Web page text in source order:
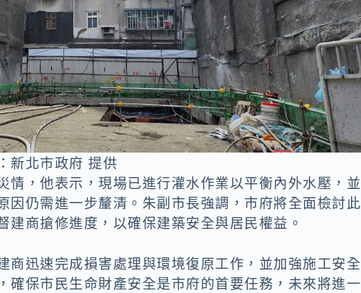
新北市政府 提供
情，他表示，現場已進行灌水作業以平衡內外水壓，並
因仍需進一步釐清。朱副市長強調，市府將全面檢討此
建商搶修進度，以確保建築安全與居民權益。
商迅速完成損害處理與環境復原工作，並加強施工安全
確保市民生命財產安全是市府的首要任務，未來將進一